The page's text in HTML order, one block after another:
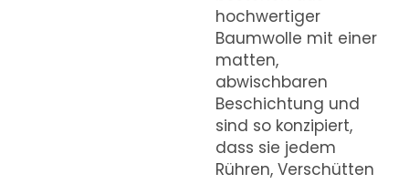
hochwertiger
Baumwolle mit einer
matten,
abwischbaren
Beschichtung und
sind so konzipiert,
dass sie jedem
Rühren, Verschütten